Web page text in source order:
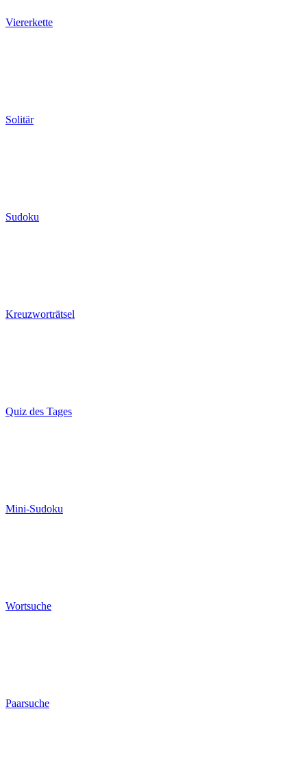
Viererkette
Solitär
Sudoku
Kreuzworträtsel
Quiz des Tages
Mini-Sudoku
Wortsuche
Paarsuche